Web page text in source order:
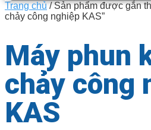
Trang chủ/ Sản phẩm được gắn
chảy công nghiệp KAS”
Máy phun
chảy công
KAS